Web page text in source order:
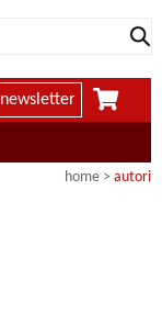
newsletter
home > autori